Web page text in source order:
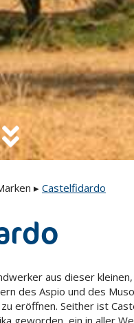
▸ Castelfidardo
aus dieser
des Aspio und des
eröffnen. Seither ist
geworden, ein in aller